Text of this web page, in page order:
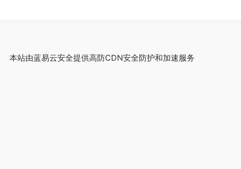
本站由蓝易云安全提供高防CDN安全防护和加速服务